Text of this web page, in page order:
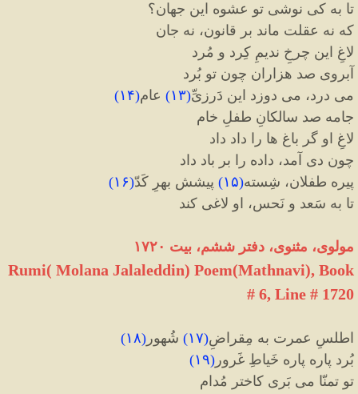
تا به کی نوشی تو عشوه این جهان؟
که نه عقلت ماند بر قانون، نه جان
لاغِ این چرخِ ندیمِ کِرد و مُرد
آبروی صد هزاران چون تو بُرد
می درد، می دوزد این دَرزیِّ(۱۳) عام(۱۴)
جامه صد سالکانِ طفلِ خام
لاغِ او گر باغ ها را داد داد
چون دی آمد، داده را بر باد داد
پیره طفلان، شِسته(۱۵) پیشش بهرِ کَدّ(۱۶)
تا به سَعد و نَحس، او لاغی کند
مولوی، مثنوی، دفتر ششم، بیت ۱۷۲۰
Rumi( Molana Jalaleddin) Poem(Mathnavi), Book
# 6, Line # 1720
اطلسِ عمرت به مِقراضِ(۱۷) شُهور (۱۸)
بُرد پاره پاره خَیاطِ غَرور (۱۹)
تو تمنّا می بَری کاختر مُدام